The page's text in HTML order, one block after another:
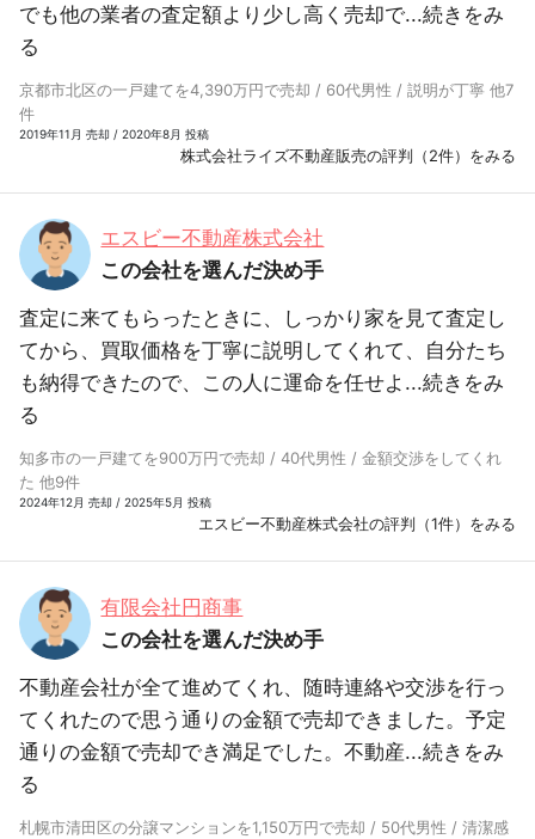
でも他の業者の査定額より少し高く売却で...続きをみ
る
京都市北区の一戸建てを4,390万円で売却 / 60代男性 / 説明が丁寧 他7
件
2019年11月 売却 / 2020年8月 投稿
株式会社ライズ不動産販売の評判（2件）をみる
エスビー不動産株式会社
この会社を選んだ決め手
査定に来てもらったときに、しっかり家を見て査定し
てから、買取価格を丁寧に説明してくれて、自分たち
も納得できたので、この人に運命を任せよ...続きをみ
る
知多市の一戸建てを900万円で売却 / 40代男性 / 金額交渉をしてくれ
た 他9件
2024年12月 売却 / 2025年5月 投稿
エスビー不動産株式会社の評判（1件）をみる
有限会社円商事
この会社を選んだ決め手
不動産会社が全て進めてくれ、随時連絡や交渉を行っ
てくれたので思う通りの金額で売却できました。予定
通りの金額で売却でき満足でした。不動産...続きをみ
る
札幌市清田区の分譲マンションを1,150万円で売却 / 50代男性 / 清潔感